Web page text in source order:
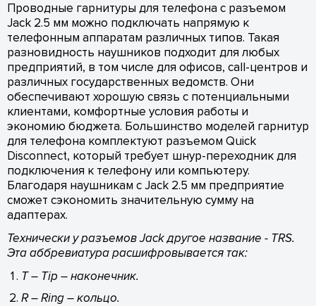
Проводные гарнитуры для телефона с разъемом
Jack 2.5 мм можно подключать напрямую к
телефонным аппаратам различных типов. Такая
разновидность наушников подходит для любых
предприятий, в том числе для офисов, call-центров и
различных государственных ведомств. Они
обеспечивают хорошую связь с потенциальными
клиентами, комфортные условия работы и
экономию бюджета. Большинство моделей гарнитур
для телефона комплектуют разъемом Quick
Disconnect, который требует шнур-переходник для
подключения к телефону или компьютеру.
Благодаря наушникам с Jack 2.5 мм предприятие
сможет сэкономить значительную сумму на
адаптерах.
Технически у разъемов Jack другое название - TRS.
Эта аббревиатура расшифровывается так:
T – Tip – наконечник.
R – Ring – кольцо.